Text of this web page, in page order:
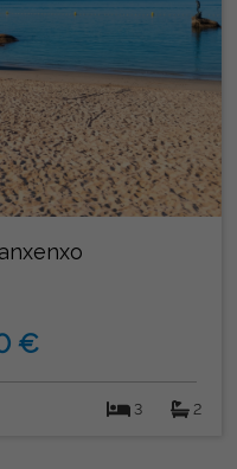
€
3 2